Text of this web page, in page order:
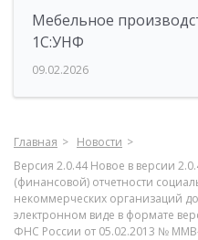
Мебельное
1С:УНФ
09.02.2026
Главная
Новости
Версия 2.0.44 Новое в версии
(финансовой) отчетности
некоммерческих организаций
электронном виде в формате
ФНС России от 05.02.2013 №